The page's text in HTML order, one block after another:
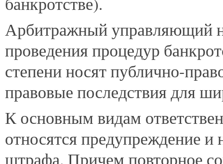
Арбитражный управляющий
проведения процедур
степени носят публично-
правовые последствия для
К основным видам
относятся предупреждение
штрафа. Причем повторное